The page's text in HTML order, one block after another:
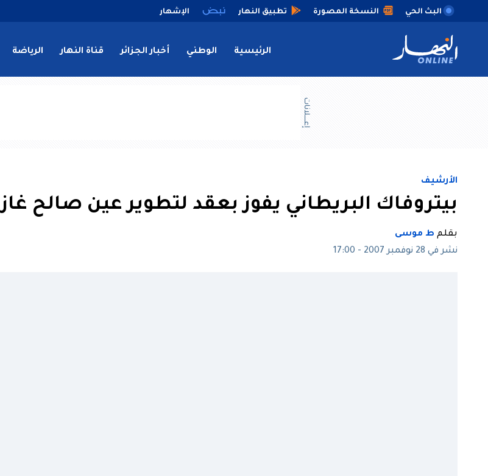
البث الحي النسخة المصورة تطبيق النهار الإشهار
الرئيسية الوطني أخبار الجزائر قناة النهار الرياضة
إعــــلانات
الأرشيف
بيتروفاك البريطاني يفوز بعقد لتطوير عين صالح غاز
بقلم ط موسى
نشر في 28 نوفمبر 2007 - 17:00